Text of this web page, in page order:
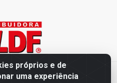
próprios e de
uma experiência
Tancredo Neves, 203 – Bairro